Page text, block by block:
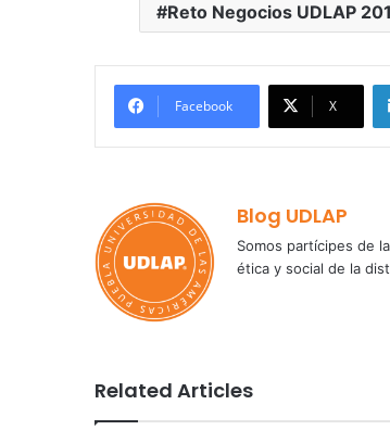
Reto Negocios UDLAP
Facebook X
Blog UDLAP
Somos partícipes de
ética y social de la
Related Articles